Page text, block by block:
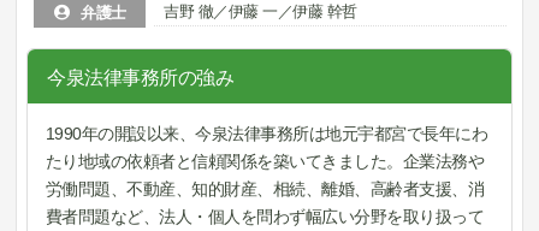
弁護士 吉野 徹／伊藤 一／伊藤 幹哲
今泉法律事務所の強み
1990年の開設以来、今泉法律事務所は地元宇都宮で長年にわ
たり地域の依頼者と信頼関係を築いてきました。企業法務や
労働問題、不動産、知的財産、相続、離婚、高齢者支援、消
費者問題など、法人・個人を問わず幅広い分野を取り扱って